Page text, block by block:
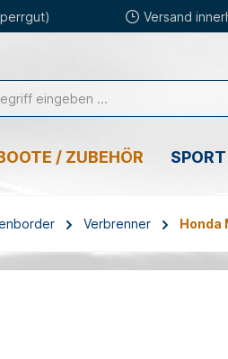
Versand
/ ZUBEHÖR
Verbrenner Honda